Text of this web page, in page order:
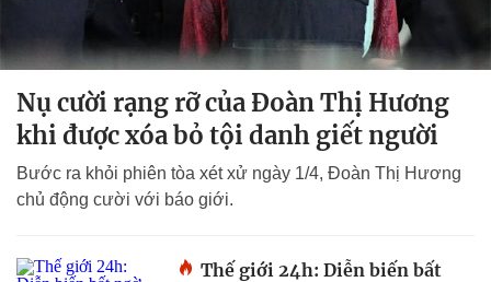
Nụ cười rạng rỡ của Đoàn Thị Hương
khi được xóa bỏ tội danh giết người
Bước ra khỏi phiên tòa xét xử ngày 1/4, Đoàn Thị Hương
chủ động cười với báo giới.
Thế giới 24h: Diễn biến bất